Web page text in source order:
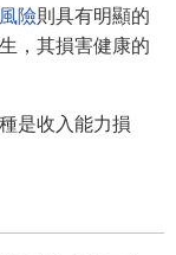
險則具有明顯的
，其損害健康的
是收入能力損